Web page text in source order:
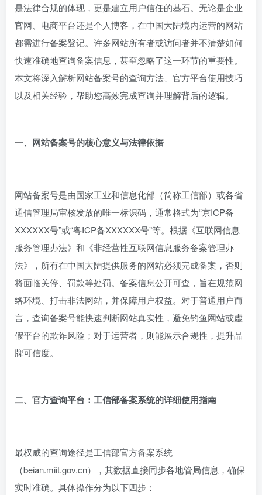
是法律合规的体现，更是建立用户信任的基石。无论是企业
官网、电商平台还是个人博客，在中国大陆境内运营的网站
都需进行备案登记。许多网站所有者或访问者并不清楚如何
快速准确地查询备案信息，甚至忽略了这一环节的重要性。
本文将深入解析网站备案号的查询方法、官方平台使用技巧
以及相关经验，帮助您高效完成查询并理解背后的逻辑。
一、网站备案号的核心意义与法律依据
网站备案号是由国家工业和信息化部（简称工信部）或各省
通信管理局审核发放的唯一标识码，通常格式为“京ICP备
XXXXXX号”或“粤ICP备XXXXXX号”等。根据《互联网信息
服务管理办法》和《非经营性互联网信息服务备案管理办
法》，所有在中国大陆提供服务的网站必须完成备案，否则
将面临关停、罚款等处罚。备案信息公开可查，旨在规范网
络环境、打击非法网站，并保障用户权益。对于普通用户而
言，查询备案号能快速判断网站真实性，避免钓鱼网站或虚
假平台的欺诈风险；对于运营者，则能展示合规性，提升品
牌可信度。
二、官方查询平台：工信部备案系统的详细使用指南
最权威的查询途径是工信部官方备案系统
（beian.miit.gov.cn），其数据直接同步各地管局信息，确保
实时准确。具体操作分为以下四步：